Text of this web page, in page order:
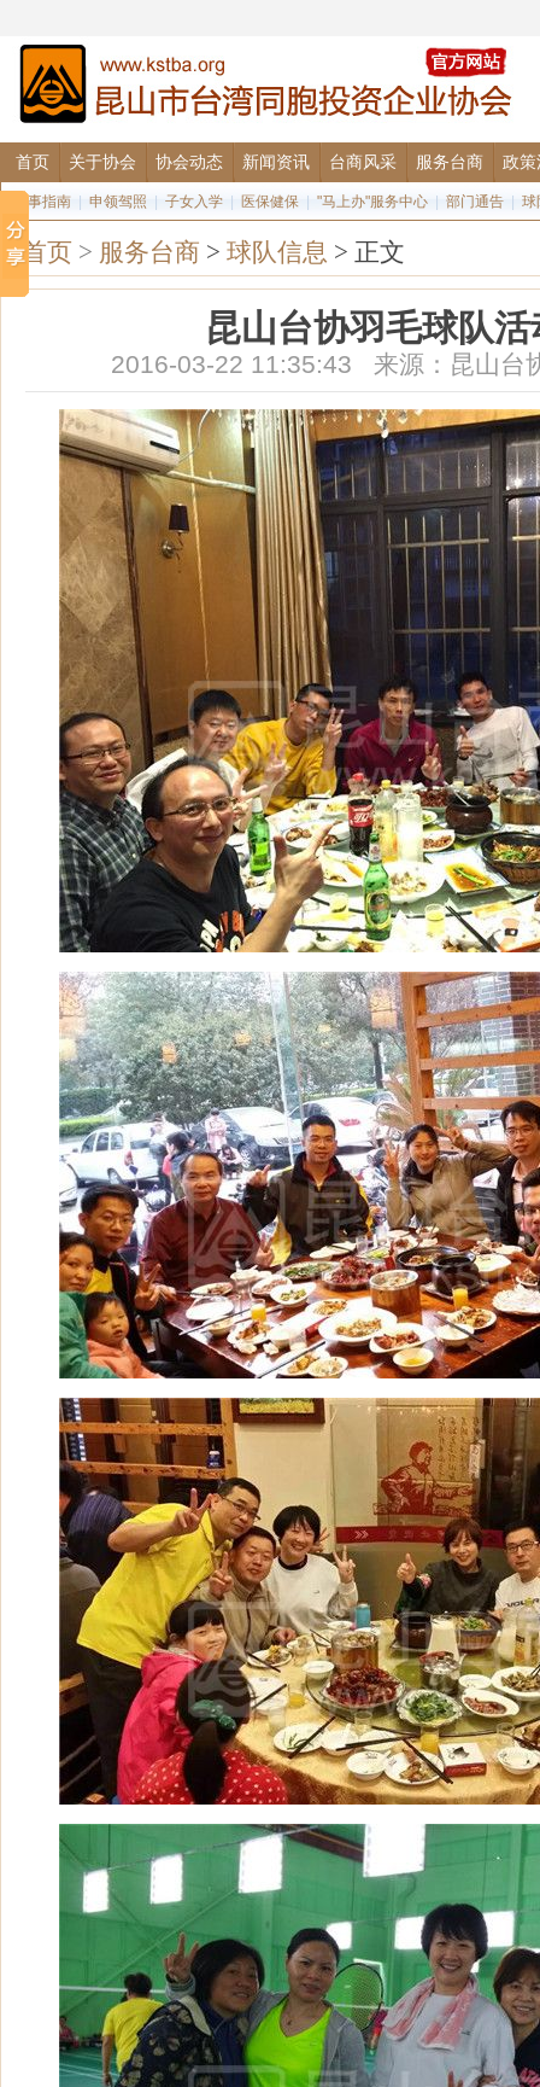
首页 关于协会 协会动态 新闻资讯 台商风采 服务台商 政策
办事指南 申领驾照 子女入学 医保健保 "马上办"服务中心 部门通告 球
首页 > 服务台商 > 球队信息 > 正文
昆山台协羽毛球队
2016-03-22 11:35:43 来源：昆山